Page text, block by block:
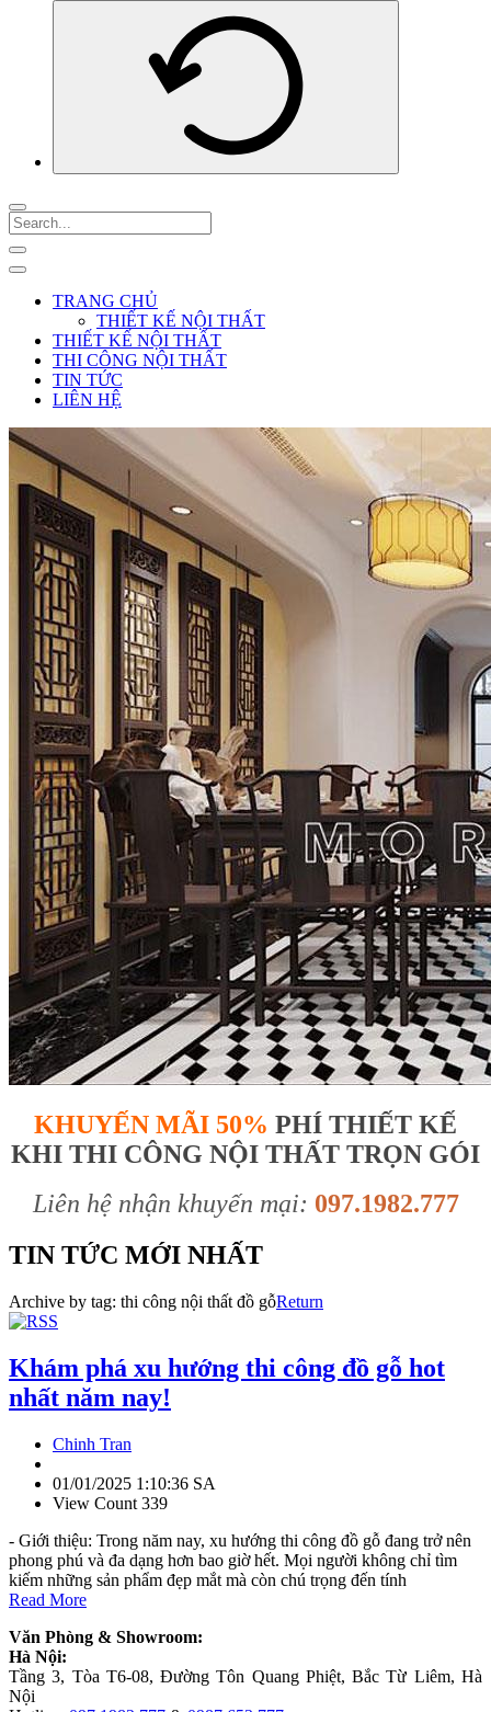
TRANG CHỦ
THIẾT KẾ NỘI THẤT
THIẾT KẾ NỘI THẤT
THI CÔNG NỘI THẤT
TIN TỨC
LIÊN HỆ
KHUYẾN MÃI 50% PHÍ THIẾT KẾ
KHI THI CÔNG NỘI THẤT TRỌN GÓI
Liên hệ nhận khuyến mại: 097.1982.777
TIN TỨC MỚI NHẤT
Archive by tag: thi công nội thất đồ gỗReturn
Khám phá xu hướng thi công đồ gỗ hot
nhất năm nay!
Chinh Tran
01/01/2025 1:10:36 SA
View Count 339
- Giới thiệu: Trong năm nay, xu hướng thi công đồ gỗ đang trở nên
phong phú và đa dạng hơn bao giờ hết. Mọi người không chỉ tìm
kiếm những sản phẩm đẹp mắt mà còn chú trọng đến tính
Read More
Văn Phòng & Showroom:
Hà Nội:
Tầng 3, Tòa T6-08, Đường Tôn Quang Phiệt, Bắc Từ Liêm, Hà
Nội